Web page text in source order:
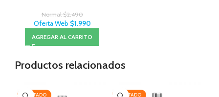
Normal$2.490
Oferta Web $1.990
AGREGAR AL CARRITO
Productos relacionados
AGOTADO AGOTADO